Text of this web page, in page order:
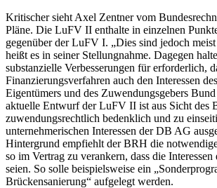
Kritischer sieht Axel Zentner vom
Pläne. Die LuFV II enthalte in einzelnen
gegenüber der LuFV I. „Dies sind jedoch
heißt es in seiner Stellungnahme. Dagegen
substanzielle Verbesserungen für erforderlich,
Finanzierungsverfahren auch den Interessen
Eigentümers und des Zuwendungsgebers
aktuelle Entwurf der LuFV II ist aus Sicht des
zuwendungsrechtlich bedenklich und zu
unternehmerischen Interessen der DB AG
Hintergrund empfiehlt der BRH die
so im Vertrag zu verankern, dass die
seien. So solle beispielsweise ein
Brückensanierung“ aufgelegt werden.